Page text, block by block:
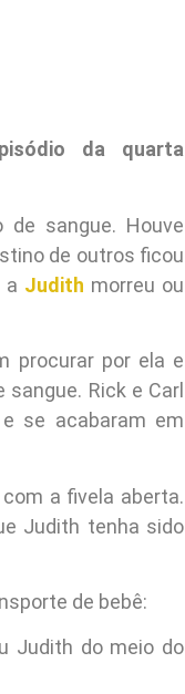
da quarta
sangue. Houve
de outros ficou
a Judith morreu ou
procurar por ela e
Rick e Carl
se acabaram em
a fivela aberta.
Judith tenha sido
de bebê:
Judith do meio do